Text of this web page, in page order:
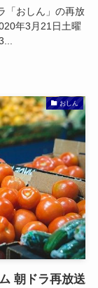
「おしん」の再放
年3月21日土曜
おしん
朝ドラ再放送